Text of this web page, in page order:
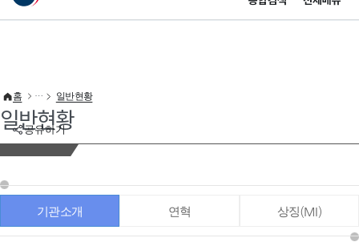
이 누리집은 대한민국 공식 전자정부 누리집입니다.
공유하기
홈 일반현황
일반현황
기관소개 연혁 상징(MI)